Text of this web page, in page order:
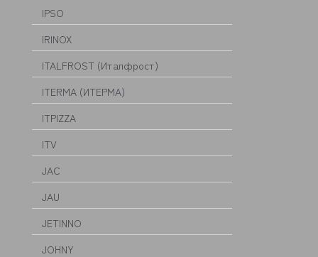
IPSO
IRINOX
ITALFROST (Италфрост)
ITERMA (ИТЕРМА)
ITPIZZA
ITV
JAC
JAU
JETINNO
JOHNY